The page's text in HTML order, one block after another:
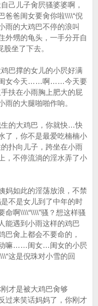
儿子肏屄骚婆婆啊，
爸闺女要肏你啦\\\\“倪
雨的大鸡巴不停的浪叫
外甥的龟头，一手分开自
坐了下去。
撑的女儿的小屄好满
女今天……啊……今天要
扶在小雨胸上肥大的屁
雨的大腿啪啪作响。
的大鸡巴，你就快…快
了，你不是最爱吃楠楠小
扑向儿子，跨坐在小雨
，不停流淌的淫水弄了小
如此的淫荡放浪，不禁
不是女儿到了中年的时
啊\\\\“\\\\”骚？想这样骚
能遇到小雨这样的鸡巴
巴肏上都会不要命的，
……闺女…闺女的小屄
这是倪珠对小雪的回
是被大鸡巴肏够
来笑话妈妈了，你刚才